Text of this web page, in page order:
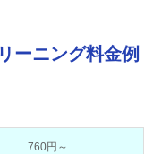
ーニング料金例
760円～